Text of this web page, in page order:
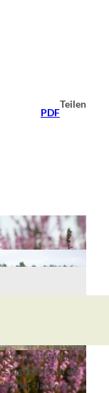
PDF
Teilen
Seenland Oder-Spree
der
Gottheiten
Eingebettet in die
Jahre ein